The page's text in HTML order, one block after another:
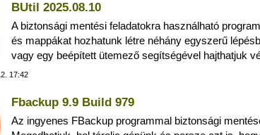
BUtil 2025.08.10
A biztonsági mentési feladatokra használható
és mappákat hozhatunk létre néhány egyszerű
vagy egy beépített ütemező segítségével hajthatjuk
17:42
Fbackup 9.9 Build 979
Az ingyenes FBackup programmal biztonsági